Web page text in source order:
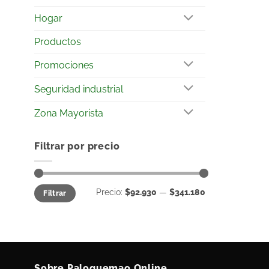
Hogar
Productos
Promociones
Seguridad industrial
Zona Mayorista
Filtrar por precio
Filtrar Precio: $92.930 — $341.180